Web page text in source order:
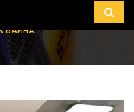
БАЙНА...